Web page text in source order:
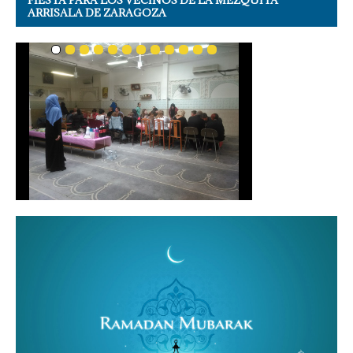
ARRISALA DE ZARAGOZA
COMIENZO DE RAMADÁN 2016